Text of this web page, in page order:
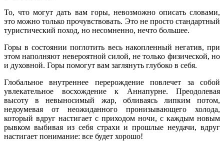
То, что могут дать вам горы, невозможно описать словами,
это можно только прочувствовать. Это не просто стандартный
туристический поход, но несомненно, нечто большее.
Горы в состоянии поглотить весь накопленный негатив, при
этом наполняют невероятной силой, не только физической, но
и духовной. Горы помогут вам заглянуть глубоко в себя.
Глобальное внутреннее перерождение повлечет за собой
увлекательное восхождение к Аннапурне. Преодолевая
высоту в невыносимый жар, обливаясь липким потом,
недоумевая от неожиданного пронизывающего холода,
который вдруг настигает с приходом ночи, с каждым новым
рывком выбивая из себя страхи и прошлые неудачи, вдруг
настигает понимание: все будет хорошо!